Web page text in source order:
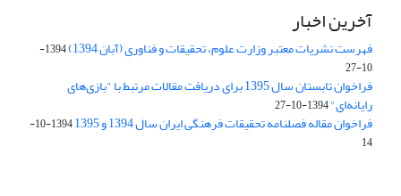
آخرین اخبار
فهرست نشریات معتبر وزارت علوم، تحقیقات و فناوری (آبان 1394)
1394-
10-27
فراخوان تابستان سال 1395 برای دریافت مقالات مرتبط با "بازی‌های
رایانه‌ای"1394-10-27
فراخوان مقاله فصلنامه تحقیقات فرهنگی ایران سال 1394 و 1395
1394-10-
14